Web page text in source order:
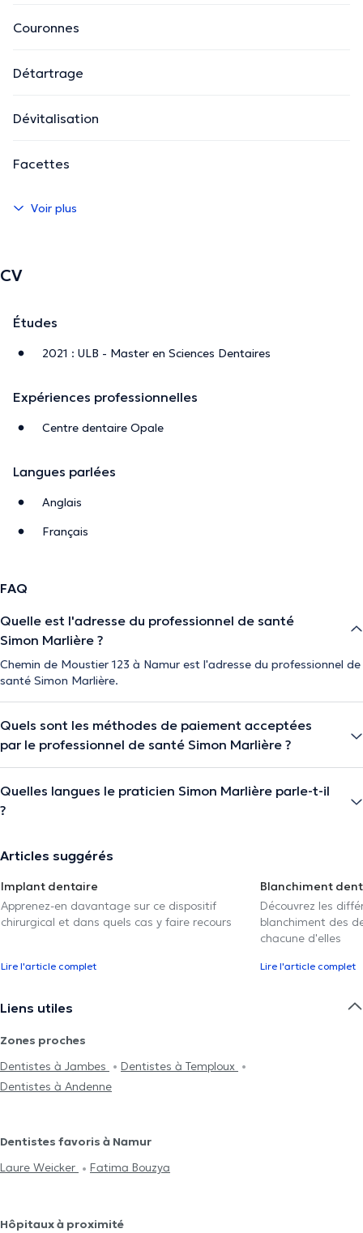
Couronnes
Détartrage
Dévitalisation
Facettes
Voir plus
CV
Études
2021 : ULB - Master en Sciences Dentaires
Expériences professionnelles
Centre dentaire Opale
Langues parlées
Anglais
Français
FAQ
Quelle est l'adresse du professionnel de santé
Simon Marlière ?
Chemin de Moustier 123 à Namur est l'adresse du professionnel de
santé Simon Marlière.
Quels sont les méthodes de paiement acceptées
par le professionnel de santé Simon Marlière ?
Quelles langues le praticien Simon Marlière parle-t-il
?
Articles suggérés
Implant dentaire
Apprenez-en davantage sur ce dispositif
chirurgical et dans quels cas y faire recours
Lire l'article complet
Blanchiment
Découvrez les
blanchiment des
chacune d'elles
Lire l'article complet
Liens utiles
Zones proches
Dentistes à Jambes
Dentistes à Temploux
Dentistes à Andenne
Dentistes favoris à Namur
Laure Weicker
Fatima Bouzya
Hôpitaux à proximité